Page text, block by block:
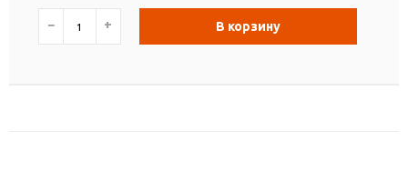
− + В корзину